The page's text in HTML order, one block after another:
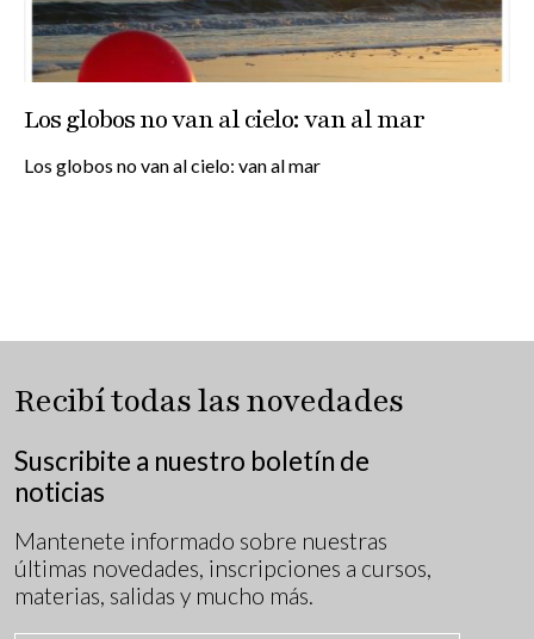
Los globos no van al cielo: van al mar
Los globos no van al cielo: van al mar
Recibí todas las novedades
Suscribite a nuestro boletín de
noticias
Mantenete informado sobre nuestras
últimas novedades, inscripciones a cursos,
materias, salidas y mucho más.